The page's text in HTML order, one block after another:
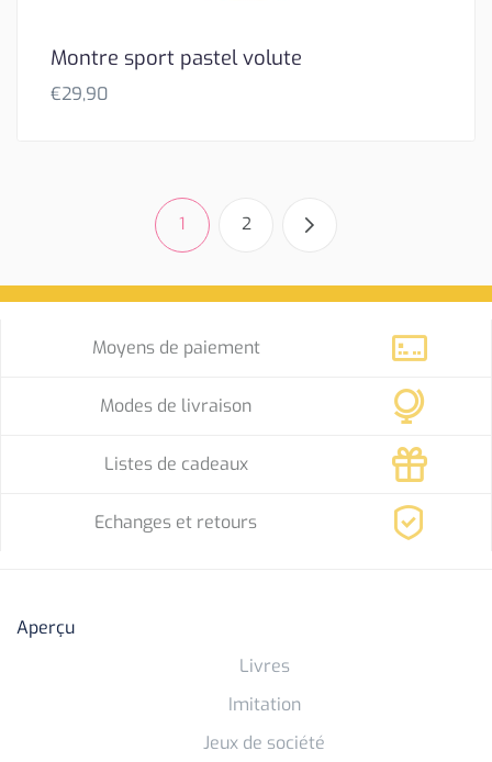
Montre sport pastel volute
€29,90
1 2
Moyens de paiement
Modes de livraison
Listes de cadeaux
Echanges et retours
Aperçu
Livres
Imitation
Jeux de société